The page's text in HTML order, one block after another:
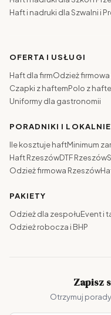
Haft i nadruki dla Szwalni i
OFERTA I USŁUGI
Haft dla firmOdzież
Czapki z haftemPolo z
Uniformy dla gastronomii
PORADNIKI I LOKALNIE
Ile kosztuje haftMinimum
Haft RzeszówDTF Rzeszów
Odzież firmowa Rzeszów
PAKIETY
Odzież dla zespołuEvent i
Odzież robocza i BHP
Zapisz
Otrzymuj